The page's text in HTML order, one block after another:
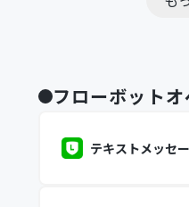
フローボット
テキストメッセ